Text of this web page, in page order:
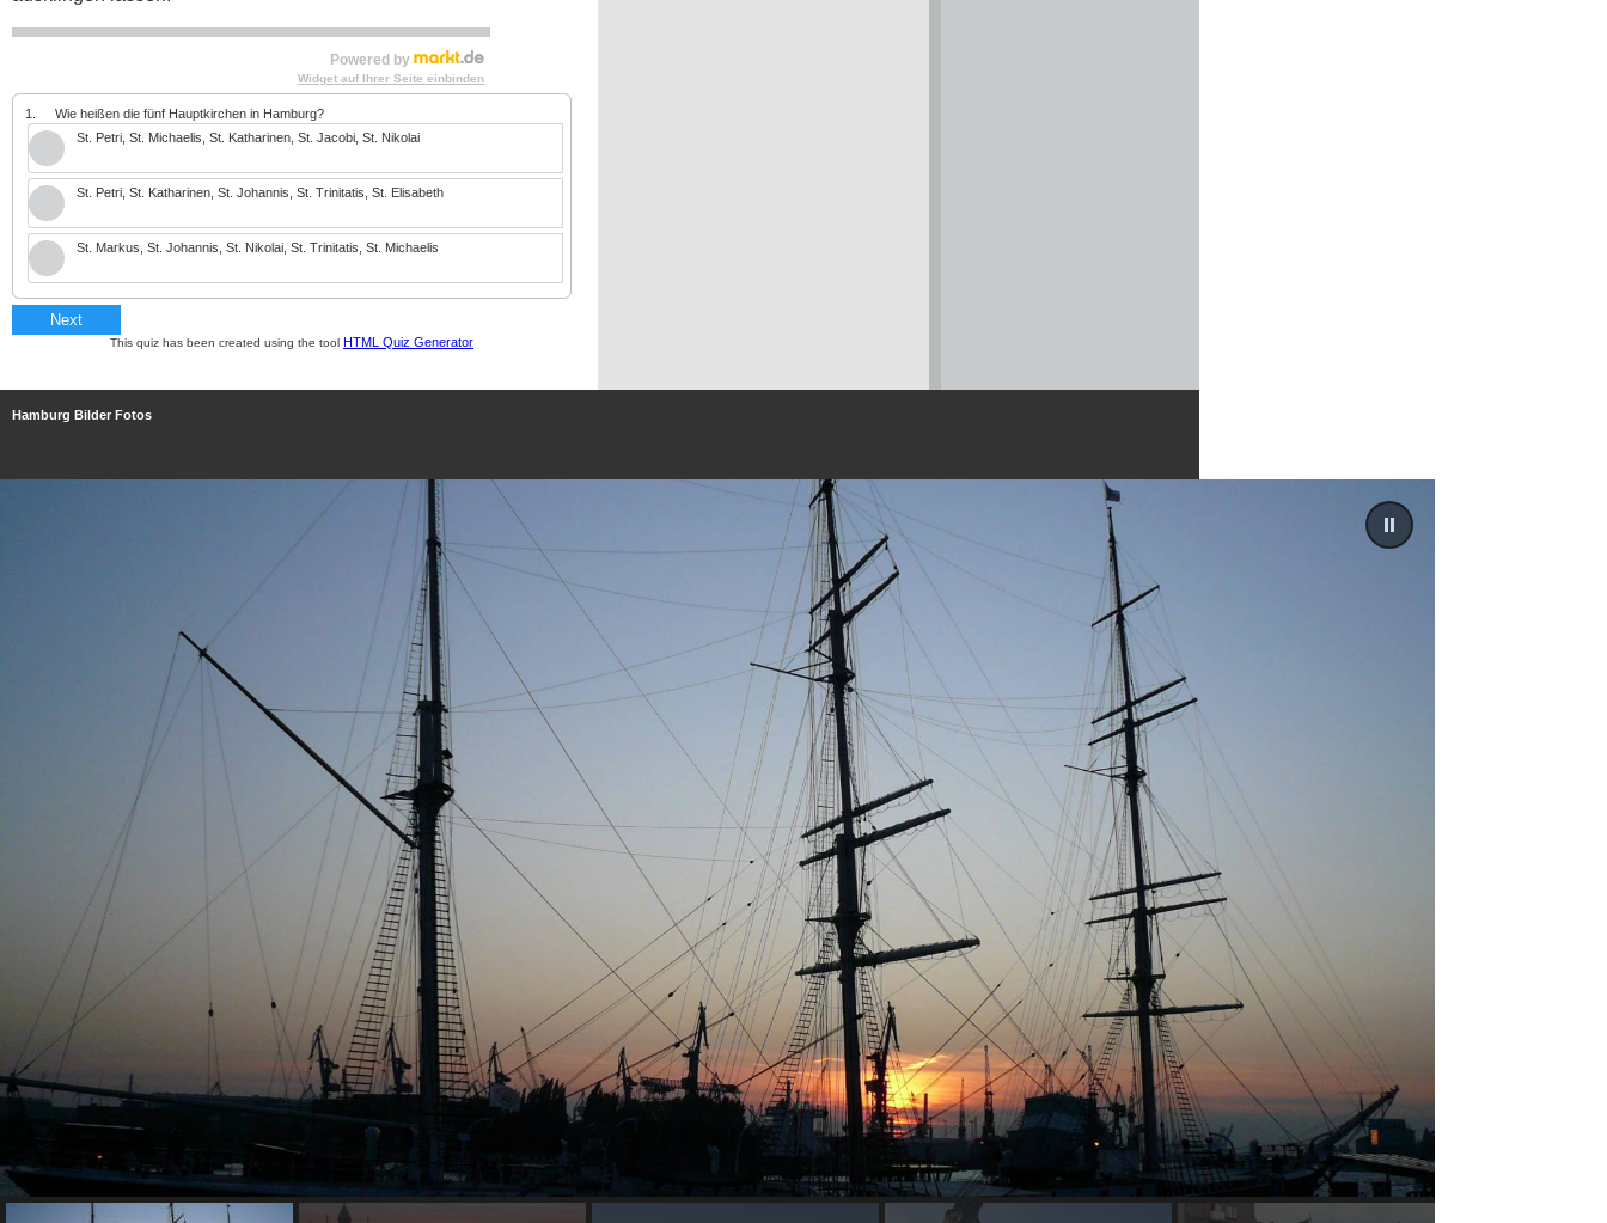
Powered by
Widget auf Ihrer Seite einbinden
1.
Wie heißen die fünf Hauptkirchen in Hamburg?
St. Petri, St. Michaelis, St. Katharinen, St. Jacobi, St. Nikolai
St. Petri, St. Katharinen, St. Johannis, St. Trinitatis, St. Elisabeth
St. Markus, St. Johannis, St. Nikolai, St. Trinitatis, St. Michaelis
Next
This quiz has been created using the tool HTML Quiz Generator
Hamburg Bilder Fotos